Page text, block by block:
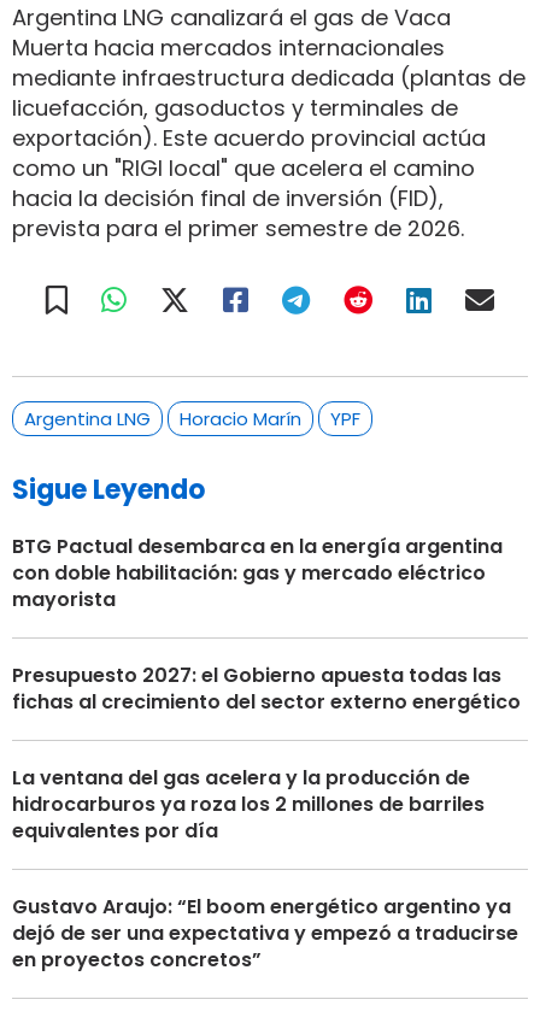
Argentina LNG canalizará el gas de Vaca
Muerta hacia mercados internacionales
mediante infraestructura dedicada (plantas de
licuefacción, gasoductos y terminales de
exportación). Este acuerdo provincial actúa
como un "RIGI local" que acelera el camino
hacia la decisión final de inversión (FID),
prevista para el primer semestre de 2026.
Argentina LNG Horacio Marín YPF
Sigue Leyendo
BTG Pactual desembarca en la energía argentina
con doble habilitación: gas y mercado eléctrico
mayorista
Presupuesto 2027: el Gobierno apuesta todas las
fichas al crecimiento del sector externo energético
La ventana del gas acelera y la producción de
hidrocarburos ya roza los 2 millones de barriles
equivalentes por día
Gustavo Araujo: “El boom energético argentino ya
dejó de ser una expectativa y empezó a traducirse
en proyectos concretos”